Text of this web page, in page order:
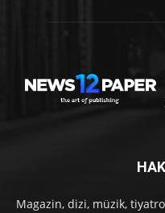
Magazin, dizi, müzik,